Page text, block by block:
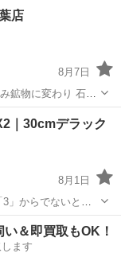
店
8月7日
に変わり 石化
小物 珪化木
｜30cmデラック
8月1日
」からでないと羽
年販売開始した
お買い求め下さい
小物 R30
＆即買取もOK！
ます